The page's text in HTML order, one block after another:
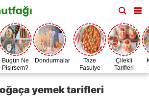
Bugün Ne
Pişirsem?
Dondurmalar
Taze
Fasulye
Zamanı
Çilekli
Tarifleri
yemek tarifleri